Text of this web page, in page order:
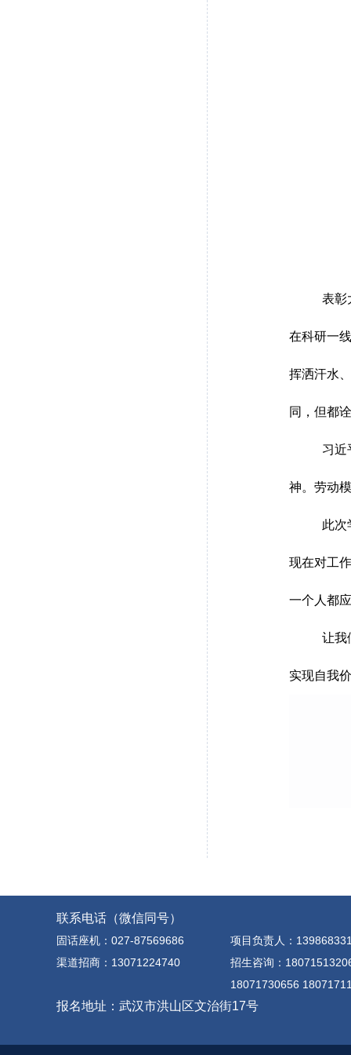
表彰
在科研一
挥洒汗水
同，但都
习近
神。劳动
此次
现在对工
一个人都
让我
实现自我
联系电话（微信同号）
固话座机：027-87569686
项目负责人：
渠道招商：13071224740
招生咨询：
18071730656
报名地址：武汉市洪山区文治街17号